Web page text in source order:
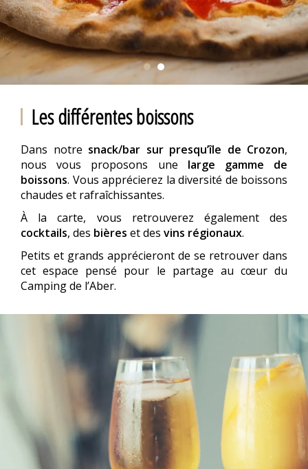
Les différentes boissons
Dans notre snack/bar sur presqu’île de Crozon,
nous vous proposons une large gamme de
boissons. Vous apprécierez la diversité de boissons
chaudes et rafraîchissantes.
À la carte, vous retrouverez également des
cocktails, des bières et des vins régionaux.
Petits et grands apprécieront de se retrouver dans
cet espace pensé pour le partage au cœur du
Camping de l’Aber.